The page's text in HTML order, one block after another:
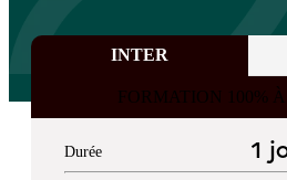
INTER
FORMATION 100%
Durée 1